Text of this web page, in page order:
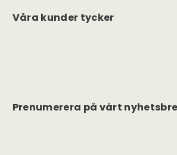
Våra kunder tycker
Prenumerera på vårt